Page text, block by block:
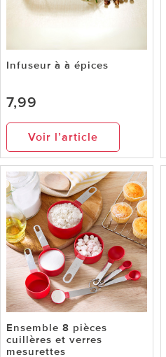
Infuseur à à épices
7,99
Voir l’article
Ensemble 8 pièces
cuillères et verres
mesurettes